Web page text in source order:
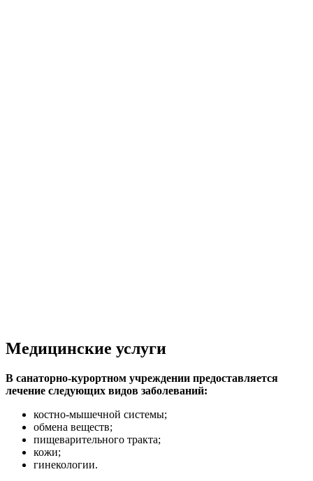
Медицинские услуги
В санаторно-курортном учреждении предоставляется
лечение следующих видов заболеваний:
костно-мышечной системы;
обмена веществ;
пищеварительного тракта;
кожи;
гинекологии.